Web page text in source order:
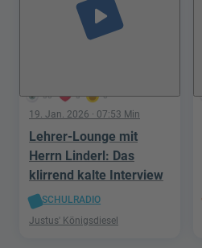
30 3 0
play_arrow
19. Jan. 2026 · 07:53 Min
Lehrer-Lounge mit
Herrn Linderl: Das
klirrend kalte Interview
SCHULRADIO
Justus' Königsdiesel